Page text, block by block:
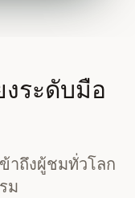
ระดับมือ
าถึงผู้ชมทั่วโลก
ม